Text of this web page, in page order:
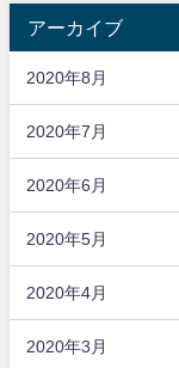
アーカイブ
2020年8月
2020年7月
2020年6月
2020年5月
2020年4月
2020年3月